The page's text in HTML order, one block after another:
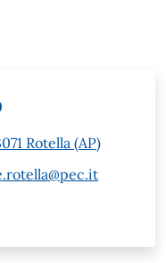
Rotella (AP)